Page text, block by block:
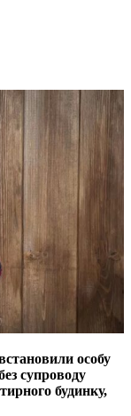
особу
супроводу
будинку,